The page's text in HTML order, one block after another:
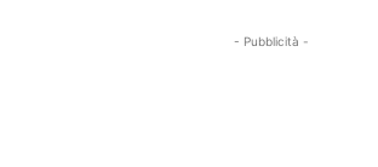
- Pubblicità -